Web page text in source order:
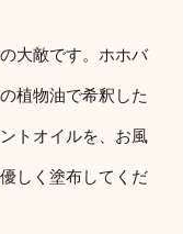
大敵です。ホホバ
植物油で希釈した
トオイルを、お風
しく塗布してくだ